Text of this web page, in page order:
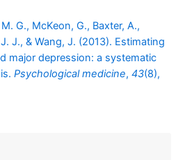
G., McKeon, G., Baxter, A.,
J., & Wang, J. (2013). Estimating
major depression: a systematic
Psychological medicine, 43(8),